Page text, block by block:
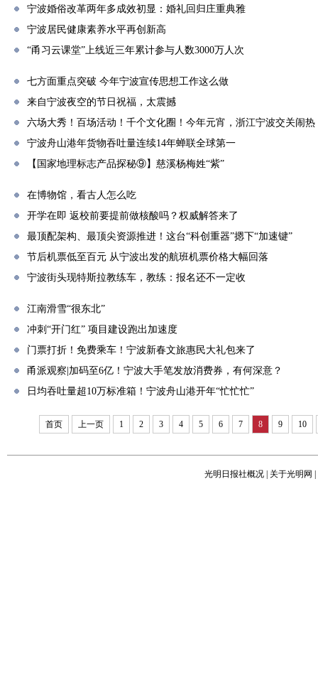
宁波婚俗改革两年多成效初显：婚礼回归庄重典雅
宁波居民健康素养水平再创新高
“甬习云课堂”上线近三年累计参与人数3000万人次
七方面重点突破 今年宁波宣传思想工作这么做
来自宁波夜空的节日祝福，太震撼
六场大秀！百场活动！千个文化圈！今年元宵，浙江宁波交关闹热
宁波舟山港年货物吞吐量连续14年蝉联全球第一
【国家地理标志产品探秘⑨】慈溪杨梅姓“紫”
在博物馆，看古人怎么吃
开学在即 返校前要提前做核酸吗？权威解答来了
最顶配架构、最顶尖资源推进！这台“科创重器”摁下“加速键”
节后机票低至百元 从宁波出发的航班机票价格大幅回落
宁波街头现特斯拉教练车，教练：报名还不一定收
江南滑雪“很东北”
冲刺“开门红” 项目建设跑出加速度
门票打折！免费乘车！宁波新春文旅惠民大礼包来了
甬派观察|加码至6亿！宁波大手笔发放消费券，有何深意？
日均吞吐量超10万标准箱！宁波舟山港开年“忙忙忙”
首页 上一页 1 2 3 4 5 6 7 8 9 10
光明日报社概况 关于光明网